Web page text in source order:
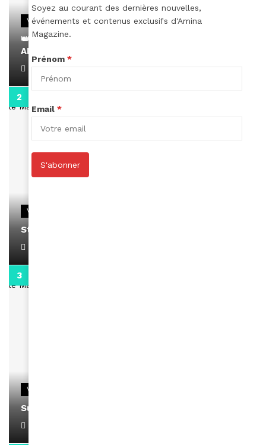
VIDEOS
👑 Remerciements à Ayden pour son message sur
AMINA, le Magazine de la Femme
April 1, 2022
VIDEOS
Stacy passe un message
VIDEOS
Support Black Business Wee-kend
Soyez au courant des dernières nouvelles,
événements et contenus exclusifs d'Amina
Magazine.
Prénom *
Email *
S'abonner